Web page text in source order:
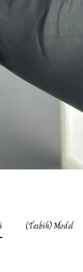
(Tesbih) Model